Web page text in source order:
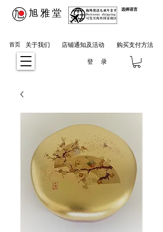
登 录
​旭雅堂 选择语言
首页 关于我们 店铺通知及活动 购买支付方法